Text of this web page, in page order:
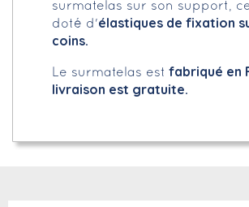
surmatelas sur son support,
doté d' élastiques de fixation
coins.
Le surmatelas est fabriqué en
livraison est gratuite.